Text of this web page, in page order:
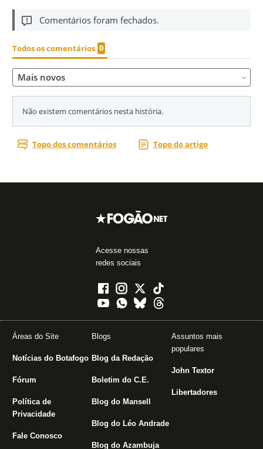
Acesse nossas
redes sociais
Áreas do Site
Notícias do Botafogo
Fórum
Política de
Privacidade
Fale Conosco
Blogs
Blog da Redação
Boletim do C.E.
Blog do Mansell
Blog do Léo Andrade
Blog do Azambuja
Assuntos mais
populares
John Textor
Libertadores